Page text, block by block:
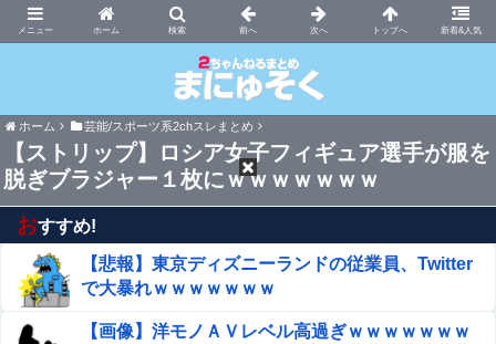
ホーム 新着&人気
まにゅそく 2chまとめニュース速報VIP
ホーム 芸能/スポーツ系2chスレまとめ
【ストリップ】ロシア女子フィギュア選手が服を
脱ぎブラジャー１枚にｗｗｗｗｗｗｗ
おすすめ!
【悲報】東京ディズニーランドの従業員、Twitter
で大暴れｗｗｗｗｗｗｗ
【画像】洋モノＡＶレベル高過ぎｗｗｗｗｗｗｗ